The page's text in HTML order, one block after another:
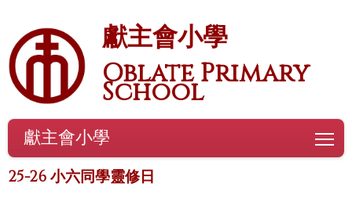
獻主會小學
Oblate Primary
School
獻主會小學
25-26 小六同學靈修日